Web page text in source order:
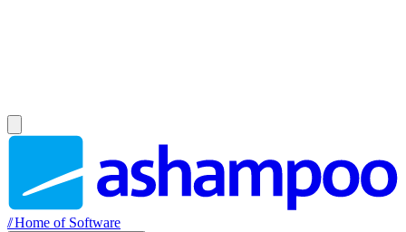
//Home of Software